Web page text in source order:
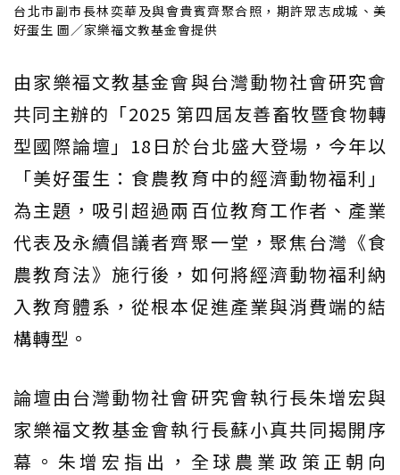
台北市副市長林奕華及與會貴賓齊聚合照，期許眾志成城、美
好蛋生 圖／家樂福文教基金會提供
由家樂福文教基金會與台灣動物社會研究會
共同主辦的「2025 第四屆友善畜牧暨食物轉
型國際論壇」18日於台北盛大登場，今年以
「美好蛋生：食農教育中的經濟動物福利」
為主題，吸引超過兩百位教育工作者、產業
代表及永續倡議者齊聚一堂，聚焦台灣《食
農教育法》施行後，如何將經濟動物福利納
入教育體系，從根本促進產業與消費端的結
構轉型。
論壇由台灣動物社會研究會執行長朱增宏與
家樂福文教基金會執行長蘇小真共同揭開序
幕。朱增宏指出，全球農業政策正朝向